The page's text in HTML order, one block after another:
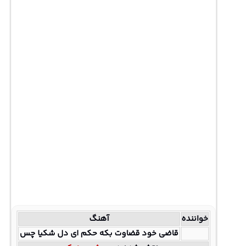
خواننده
آهنگ
قاضی خود قضاوت بکه حکم ای دل شکیا چس